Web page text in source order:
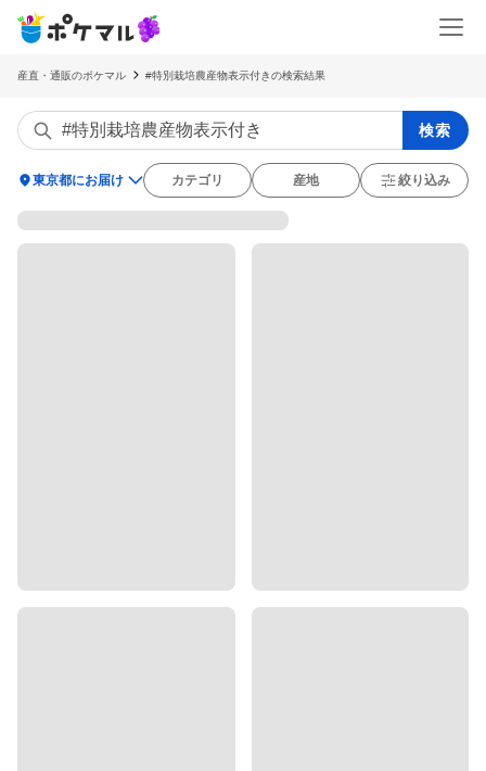
産直・通販のポケマル #特別栽培農産物表示付きの検索結果
検索
location_on東京都にお届け カテゴリ 産地 絞り込み